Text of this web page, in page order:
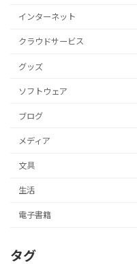
インターネット
クラウドサービス
グッズ
ソフトウェア
ブログ
メディア
文具
生活
電子書籍
タグ